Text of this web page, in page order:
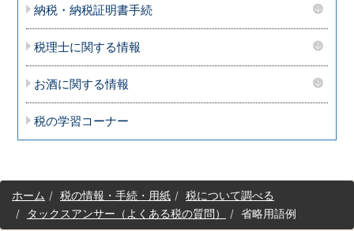
納税・納税証明書手続
税理士に関する情報
お酒に関する情報
税の学習コーナー
サ
イホーム 税の情報・手続・用紙
税について調べる
タックスアンサー（よくある税の質問）
省略用語例